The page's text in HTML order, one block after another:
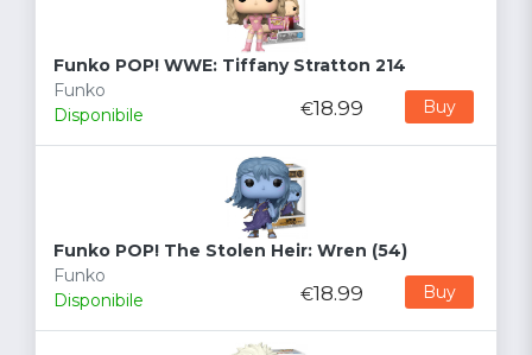
Funko POP! WWE: Tiffany Stratton 214
Funko
Disponibile
€18.99 Buy
Funko POP! The Stolen Heir: Wren (54)
Funko
Disponibile
€18.99 Buy